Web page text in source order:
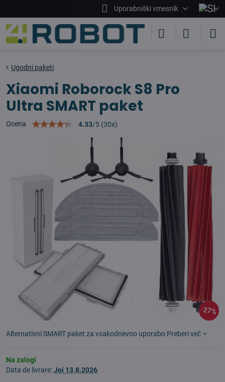
Uporabniški vmesnik
27%
Ugodni paketi
Xiaomi Roborock S8 Pro
Ultra SMART paket
Ocena 4.33/5 (30x)
Alternativni SMART paket za vsakodnevno uporabo Preberi več
Na zalogi
Data de livrare:Joi 13.8.2026